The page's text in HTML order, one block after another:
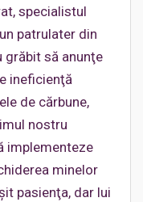
specialistul
patrulater din
grăbit să anunţe
ineficienţă
de cărbune,
nostru
implementeze
minelor
pasienţa, dar lui